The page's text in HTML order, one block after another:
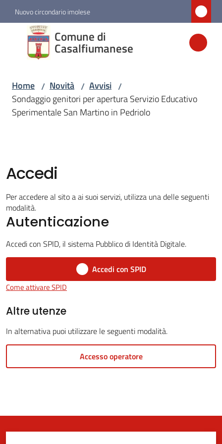
Vai al contenuto
Vai alla navigazione
Vai al footer
Nuovo circondario imolese
Comune di
Casalfiumanese
Comune di
Casalfiumanese
Amministrazione
Novità
Casalfiumanese
on-
gli
Home / Novità / Avvisi /
Sondaggio genitori per apertura Servizio Educativo
Sperimentale San Martino in Pedriolo
Accedi
Per accedere al sito a ai suoi servizi, utilizza una delle seguenti
modalità.
Autenticazione
Accedi con SPID, il sistema Pubblico di Identità Digitale.
Accedi con SPID
Come attivare SPID
Altre utenze
In alternativa puoi utilizzare le seguenti modalità.
Accesso operatore